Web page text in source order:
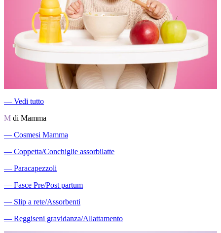
― Vedi tutto
M di Mamma
― Cosmesi Mamma
― Coppetta/Conchiglie assorbilatte
― Paracapezzoli
― Fasce Pre/Post partum
― Slip a rete/Assorbenti
― Reggiseni gravidanza/Allattamento